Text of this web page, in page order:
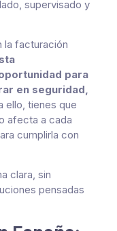
supervisado y
la facturación
para
en seguridad,
ello, tienes que
afecta a cada
cumplirla con
clara, sin
pensadas